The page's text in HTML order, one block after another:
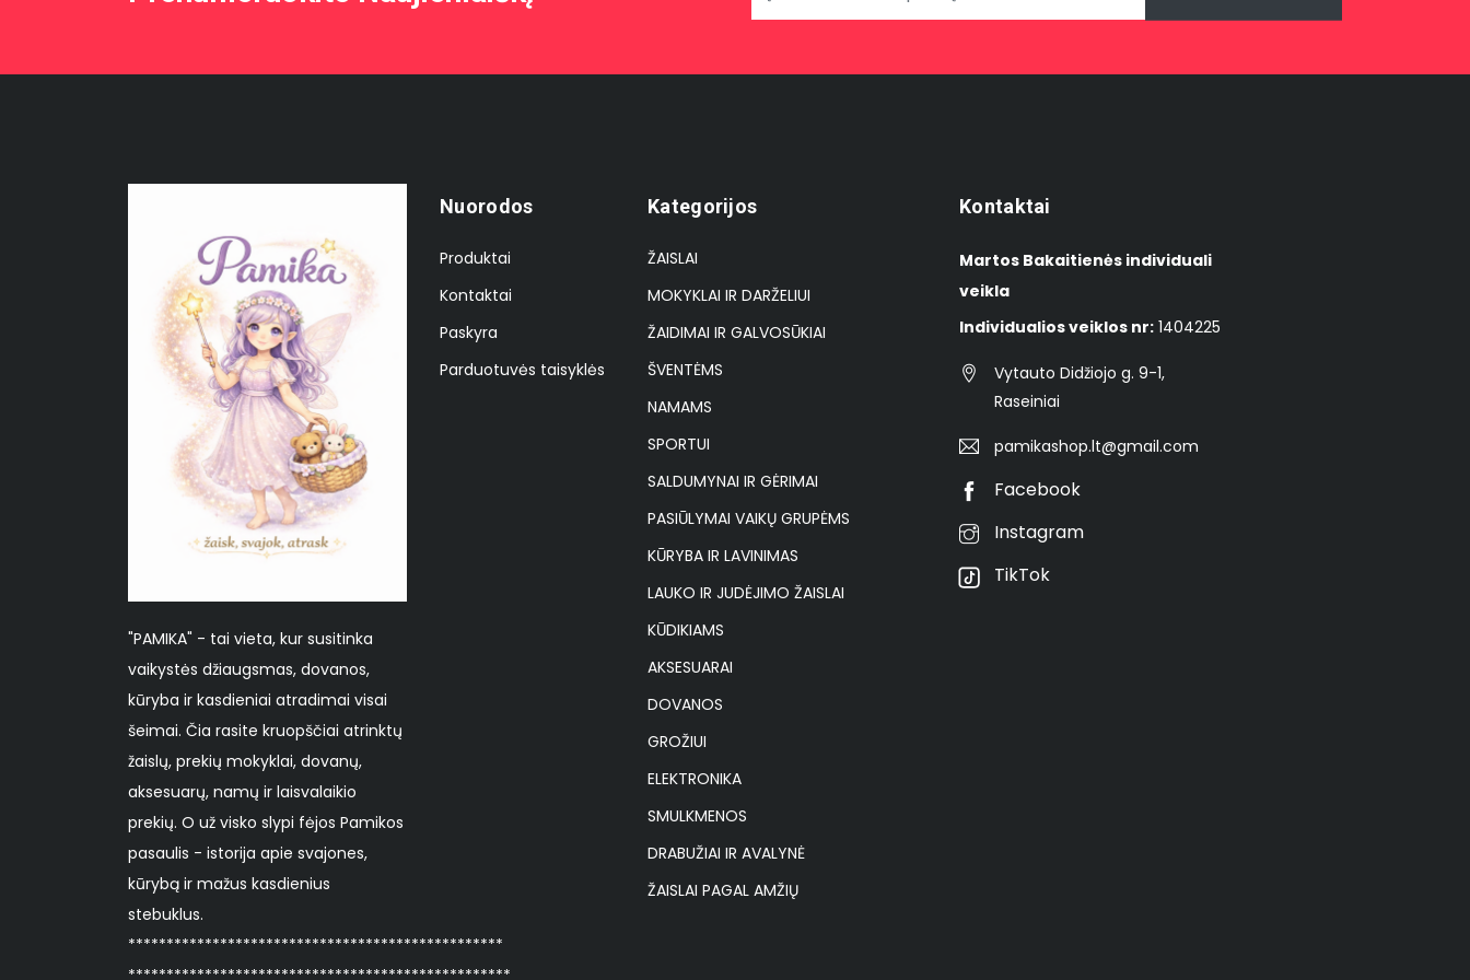
"PAMIKA" - tai vieta, kur susitinka
vaikystės džiaugsmas, dovanos,
kūryba ir kasdieniai atradimai visai
šeimai. Čia rasite kruopščiai atrinktų
žaislų, prekių mokyklai, dovanų,
aksesuarų, namų ir laisvalaikio
prekių. O už visko slypi fėjos Pamikos
pasaulis - istorija apie svajones,
kūrybą ir mažus kasdienius
stebuklus.
*************************************************
Nuorodos
Produktai
Kontaktai
Paskyra
Parduotuvės taisyklės
Kategorijos
ŽAISLAI
MOKYKLAI IR DARŽELIUI
ŽAIDIMAI IR GALVOSŪKIAI
ŠVENTĖMS
NAMAMS
SPORTUI
SALDUMYNAI IR GĖRIMAI
PASIŪLYMAI VAIKŲ GRUPĖMS
KŪRYBA IR LAVINIMAS
LAUKO IR JUDĖJIMO ŽAISLAI
KŪDIKIAMS
AKSESUARAI
DOVANOS
GROŽIUI
ELEKTRONIKA
SMULKMENOS
DRABUŽIAI IR AVALYNĖ
ŽAISLAI PAGAL AMŽIŲ
Kontaktai
Martos Bakaitienės individuali
veikla
Individualios veiklos nr: 1404225
Vytauto Didžiojo g. 9-1,
Raseiniai
pamikashop.lt@gmail.com
Facebook
Instagram
TikTok